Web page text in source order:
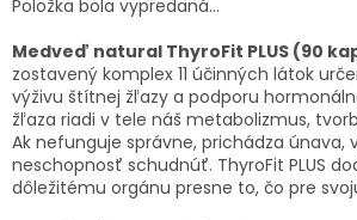
Položka bola vypredaná…
Medveď natural ThyroFit PLUS (90
zostavený komplex 11 účinných látok
výživu štítnej žľazy a podporu
žľaza riadi v tele náš metabolizmus,
Ak nefunguje správne, prichádza únava,
neschopnosť schudnúť. ThyroFit PLUS
dôležitému orgánu presne to, čo pre